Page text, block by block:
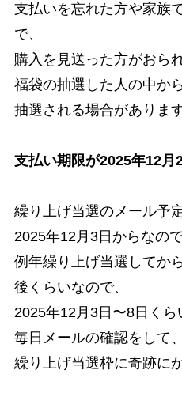
支払いを忘れた方や家族
で、
購入を見送った方がおら
福袋の抽選した人の中か
抽選される場合がありま
支払い期限が2025年12月
繰り上げ当選のメール予
2025年12月3日からなので
例年繰り上げ当選してか
後くらいなので、
2025年12月3日〜8日くら
毎日メールの確認をして、
繰り上げ当選枠に奇跡に